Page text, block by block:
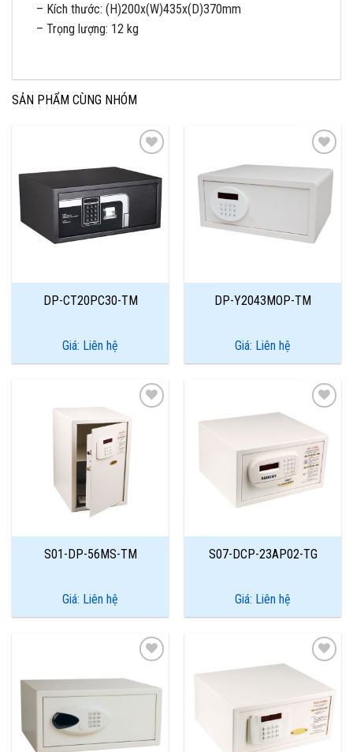
– Kích thước: (H)200x(W)435x(D)370mm
– Trọng lượng: 12 kg
SẢN PHẨM CÙNG NHÓM
Wishlist
DP-CT20PC30-TM
Giá: Liên hệ
Add to
Wishlist
DP-Y2043MOP-TM
Giá: Liên hệ
S01-DP-56MS-TM
Giá: Liên hệ
Add to
Wishlist
S07-DCP-23AP02-TG
Giá: Liên hệ
Add to
Add to
Wishlist